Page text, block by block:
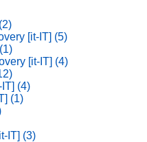
(2)
[it-IT] (5)
(1)
[it-IT] (4)
(4)
(1)
IT] (3)